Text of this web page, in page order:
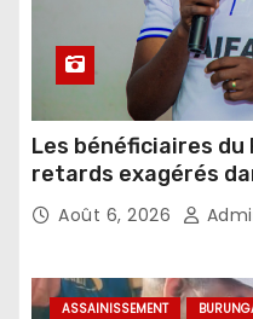
Les bénéficiaires du
retards exagérés
agricoles
Août 6, 2026
ASSAINISSEMENT